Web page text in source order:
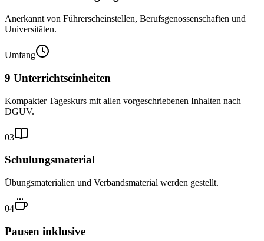
Anerkannt von Führerscheinstellen, Berufsgenossenschaften und
Universitäten.
Umfang
9 Unterrichtseinheiten
Kompakter Tageskurs mit allen vorgeschriebenen Inhalten nach
DGUV.
03
Schulungsmaterial
Übungsmaterialien und Verbandsmaterial werden gestellt.
04
Pausen inklusive